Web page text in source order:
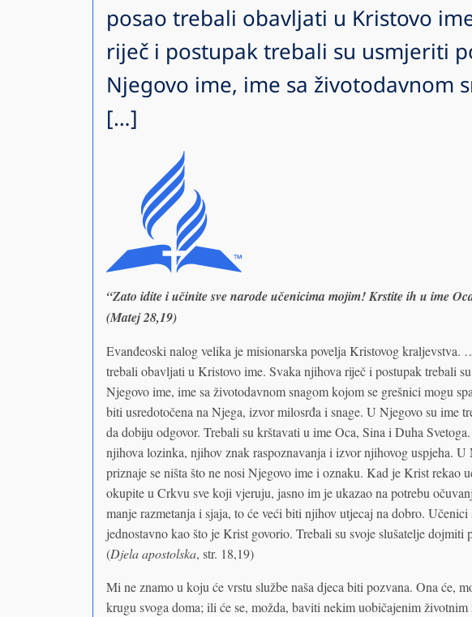
posao trebali obavljati u Kristovo
riječ i postupak trebali su usmjeriti
Njegovo ime, ime sa životodavnom
[…]
“Zato idite i učinite sve narode učenicima mojim! Krstite ih u ime
(Matej 28,19)
Evanđeoski nalog velika je misionarska povelja Kristovog kraljevstva.
trebali obavljati u Kristovo ime. Svaka njihova riječ i postupak trebali
Njegovo ime, ime sa životodavnom snagom kojom se grešnici mogu
biti usredotočena na Njega, izvor milosrđa i snage. U Njegovo su ime
da dobiju odgovor. Trebali su krštavati u ime Oca, Sina i Duha
njihova lozinka, njihov znak raspoznavanja i izvor njihovog uspjeha.
priznaje se ništa što ne nosi Njegovo ime i oznaku. Kad je Krist rekao
okupite u Crkvu sve koji vjeruju, jasno im je ukazao na potrebu
manje razmetanja i sjaja, to će veći biti njihov utjecaj na dobro.
jednostavno kao što je Krist govorio. Trebali su svoje slušatelje dojmiti
(Djela apostolska, str. 18,19)
Mi ne znamo u koju će vrstu službe naša djeca biti pozvana. Ona će,
krugu svoga doma; ili će se, možda, baviti nekim uobičajenim